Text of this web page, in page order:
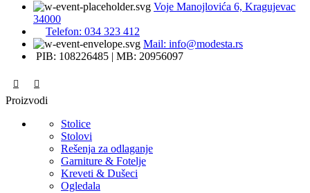
Voje Manojlovića 6, Kragujevac
34000
Telefon: 034 323 412
Mail: info@modesta.rs
PIB: 108226485 | MB: 20956097
Proizvodi
Stolice
Stolovi
Rešenja za odlaganje
Garniture & Fotelje
Kreveti & Dušeci
Ogledala